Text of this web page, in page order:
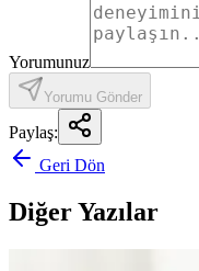
Yorumunuz
Yorumu Gönder
Paylaş:
Geri Dön
Diğer Yazılar